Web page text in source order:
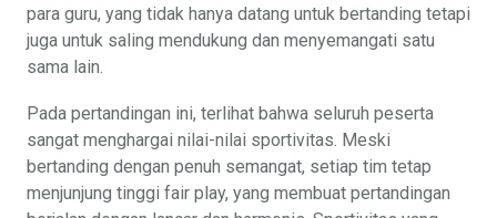
para guru, yang tidak hanya datang untuk bertanding tetapi
juga untuk saling mendukung dan menyemangati satu
sama lain.
Pada pertandingan ini, terlihat bahwa seluruh peserta
sangat menghargai nilai-nilai sportivitas. Meski
bertanding dengan penuh semangat, setiap tim tetap
menjunjung tinggi fair play, yang membuat pertandingan